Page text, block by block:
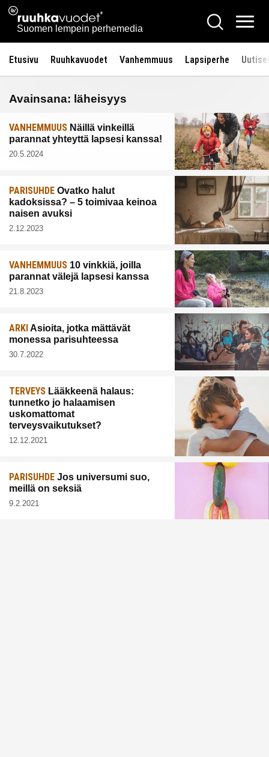
Siirry
sisältöön
Ruuhkavuodet.fi
Suomen lempein perhemedia
Hae
Etusivu Ruuhkavuodet Vanhemmuus Lapsiperhe
Avainsana: läheisyys
VANHEMMUUS Näillä vinkeillä
parannat yhteyttä lapsesi kanssa!
20.5.2024
PARISUHDE Ovatko halut
kadoksissa? – 5 toimivaa keinoa
naisen avuksi
2.12.2023
VANHEMMUUS 10 vinkkiä, joilla
parannat välejä lapsesi kanssa
21.8.2023
ARKIAsioita, jotka mättävät
monessa parisuhteessa
30.7.2022
TERVEYS Lääkkeenä halaus:
tunnetko jo halaamisen
uskomattomat
terveysvaikutukset?
12.12.2021
PARISUHDE Jos universumi suo,
meillä on seksiä
9.2.2021